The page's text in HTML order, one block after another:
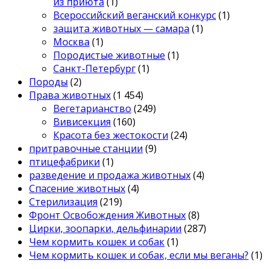
Всероссийский веганский конкурс(1)
защита животных — самара (1)
Москва (1)
Породистые животные (1)
Санкт-Петербург(1)
Породы (2)
Права животных(1 454)
Вегетарианство (249)
Вивисекция (160)
Красота без жестокости (24)
притравочные станции (9)
птицефабрики (1)
разведение и продажа животных(4)
Спасение животных(4)
Стерилизация (219)
Фронт Освобождения Животных(8)
Цирки, зоопарки, дельфинарии (287)
Чем кормить кошек и собак(1)
Чем кормить кошек и собак, если мы веганы? (1)